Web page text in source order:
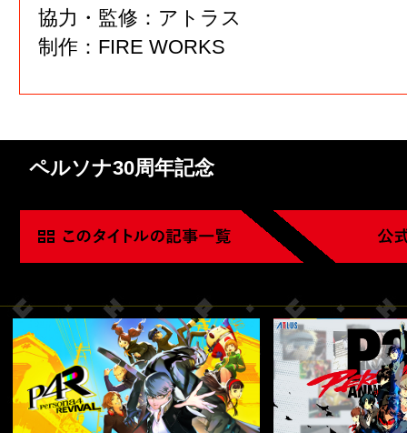
協力・監修：アトラス
制作：FIRE WORKS
ペルソナ30周年記念